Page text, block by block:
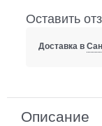
Оставить
Доставка в
Описание